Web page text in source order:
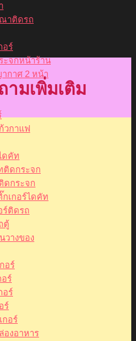
าติดรถ
อร์
ะจกหน้าร้าน
กาศ 2 หน้า
วกาแฟ
ดคัท
ติดกระจก
ดกระจก
เกอร์ไดคัท
ร์ติดรถ
ตู้
วางของ
อร์
อร์
อร์
ร์
กอร์
องอาหาร
มเพิ่มเติม